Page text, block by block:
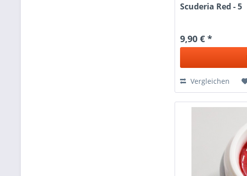
Scuderia Red - 5
9,90 € *
Vergleichen